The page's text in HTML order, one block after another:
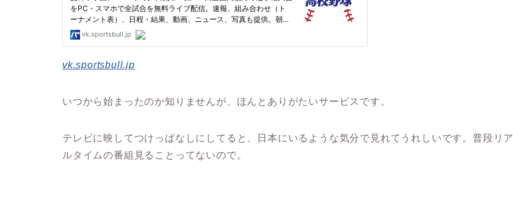
vk.sportsbull.jp
いつから始まったのか知りませんが、ほんとありがたいサービスです。
テレビに映してつけっぱなしにしてると、日本にいるような気分で見れてうれしいです。普段リア
ルタイムの番組見ることってないので。